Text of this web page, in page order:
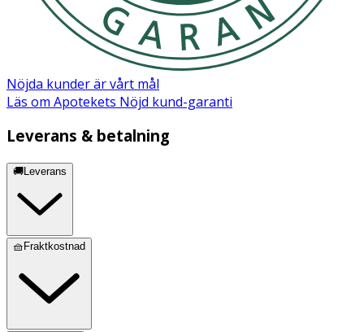
- Om anslutningen misslyckas kommer din produkt att
stängas av automatiskt efter 30 sekunder.
- Batteri- och vibrationsnivån kommer att finnas
tillgängliga i appen.
- Förvaras i medföljande påse.
Kroppssäkert silikon, ABS.
Nöjda kunder är vårt mål
Läs om Apotekets Nöjd kund-garanti
Leverans & betalning
🚚Leverans
🧺Fraktkostnad